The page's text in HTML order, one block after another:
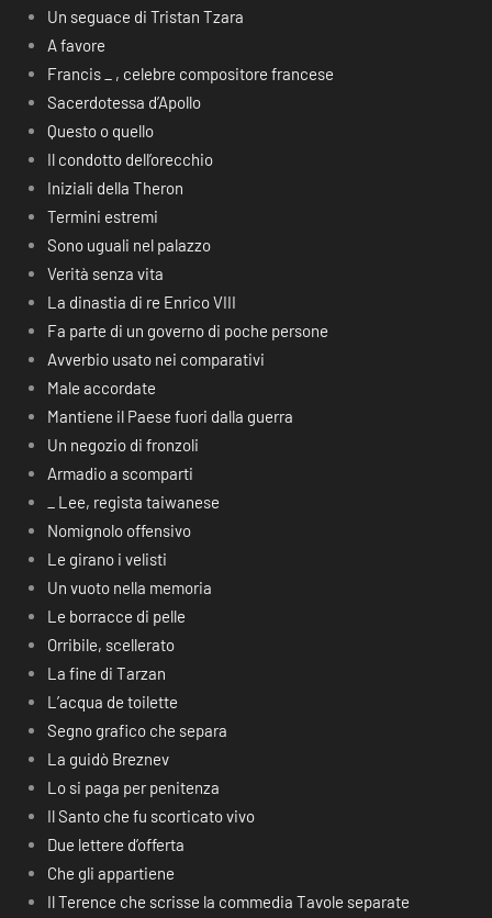
Un seguace di Tristan Tzara
A favore
Francis _ , celebre compositore francese
Sacerdotessa d’Apollo
Questo o quello
Il condotto dell’orecchio
Iniziali della Theron
Termini estremi
Sono uguali nel palazzo
Verità senza vita
La dinastia di re Enrico VIII
Fa parte di un governo di poche persone
Avverbio usato nei comparativi
Male accordate
Mantiene il Paese fuori dalla guerra
Un negozio di fronzoli
Armadio a scomparti
_ Lee, regista taiwanese
Nomignolo offensivo
Le girano i velisti
Un vuoto nella memoria
Le borracce di pelle
Orribile, scellerato
La fine di Tarzan
L’acqua de toilette
Segno grafico che separa
La guidò Breznev
Lo si paga per penitenza
Il Santo che fu scorticato vivo
Due lettere d’offerta
Che gli appartiene
Il Terence che scrisse la commedia Tavole separate